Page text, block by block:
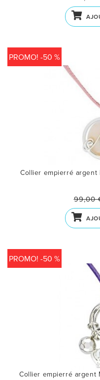
PROMO! -50 %
Collier empierré argent
99,00
PROMO! -50 %
Collier empierré argent